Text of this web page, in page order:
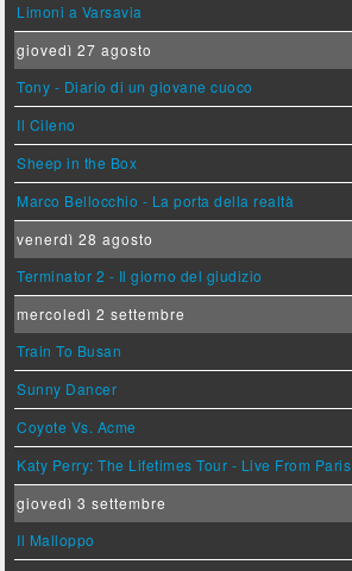
Limoni a Varsavia
giovedì 27 agosto
Tony - Diario di un giovane cuoco
Il Cileno
Sheep in the Box
Marco Bellocchio - La porta della realtà
venerdì 28 agosto
Terminator 2 - Il giorno del giudizio
mercoledì 2 settembre
Train To Busan
Sunny Dancer
Coyote Vs. Acme
Katy Perry: The Lifetimes Tour - Live From Paris
giovedì 3 settembre
Il Malloppo